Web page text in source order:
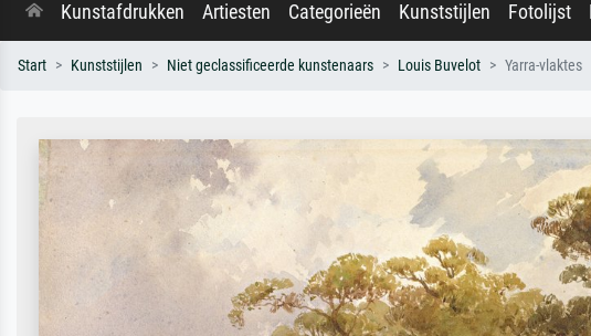
Kunstafdrukken Artiesten Categorieën Kunststijlen Fotolijst
Start Kunststijlen Niet geclassificeerde kunstenaars Louis Buvelot Yarra-vlaktes